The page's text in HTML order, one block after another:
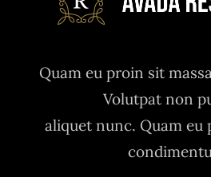
Quam eu proin sit
Volutpat non
aliquet nunc. Quam eu